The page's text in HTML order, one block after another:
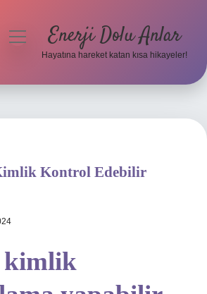
menüyüEnerji Dolu Anlar
Hayatına hareket katan kısa hikayeler!
Kontrol Edebilir
kimlik